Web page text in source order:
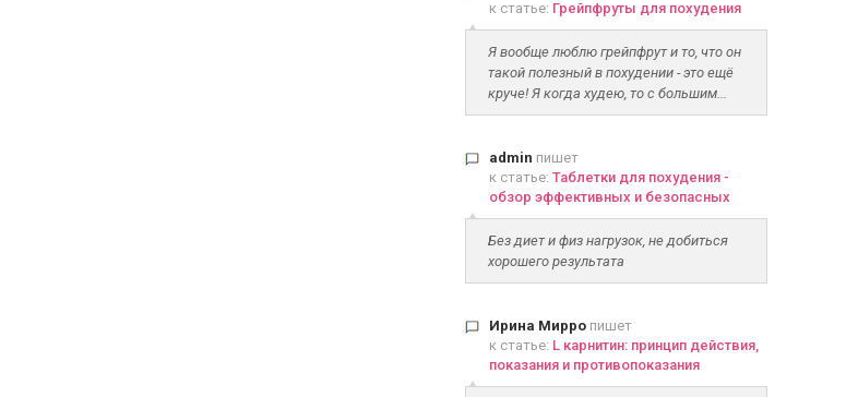
к статье: Грейпфруты для похудения
Я вообще люблю грейпфрут и то, что он
такой полезный в похудении - это ещё
круче! Я когда худею, то с большим...
admin пишет
к статье: Таблетки для похудения -
обзор эффективных и безопасных
Без диет и физ нагрузок, не добиться
хорошего результата
Ирина Мирропишет
к статье: L карнитин: принцип действия,
показания и противопоказания